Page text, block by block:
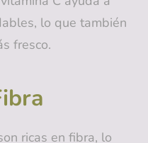
lo que también
fresco.
ricas en fibra, lo